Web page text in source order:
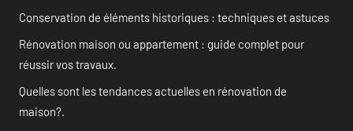
Conservation de éléments historiques : techniques et astuces
Rénovation maison ou appartement : guide complet pour
réussir vos travaux.
Quelles sont les tendances actuelles en rénovation de
maison?.